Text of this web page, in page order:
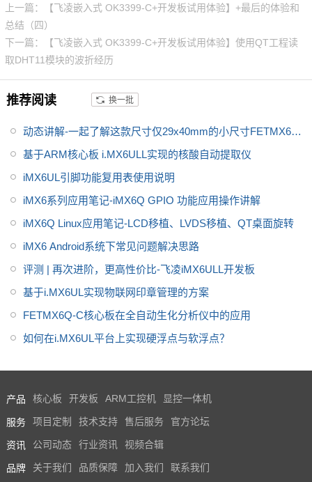
上一篇：【飞凌嵌入式 OK3399-C+开发板试用体验】+最后的体验和
总结（四）
下一篇：【飞凌嵌入式 OK3399-C+开发板试用体验】使用QT工程读
取DHT11模块的波折经历
推荐阅读 换一批
动态讲解-一起了解这款尺寸仅29x40mm的小尺寸FETMX6UL
L-C核心板
基于ARM核心板 i.MX6ULL实现的核酸自动提取仪
iMX6UL引脚功能复用表使用说明
iMX6系列应用笔记-iMX6Q GPIO 功能应用操作讲解
iMX6Q Linux应用笔记-LCD移植、LVDS移植、QT桌面旋转
iMX6 Android系统下常见问题解决思路
评测 | 再次进阶，更高性价比-飞凌iMX6ULL开发板
基于i.MX6UL实现物联网印章管理的方案
FETMX6Q-C核心板在全自动生化分析仪中的应用
如何在i.MX6UL平台上实现硬浮点与软浮点？
产品 核心板 开发板 ARM工控机 显控一体机
服务 项目定制 技术支持 售后服务 官方论坛
资讯 公司动态 行业资讯 视频合辑
品牌 关于我们 品质保障 加入我们 联系我们